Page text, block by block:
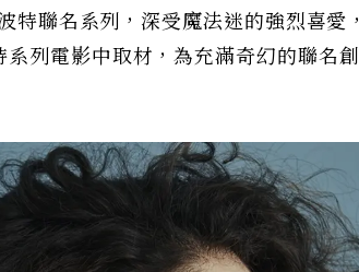
聯名系列，深受魔法迷的強烈喜愛，
列電影中取材，為充滿奇幻的聯名創